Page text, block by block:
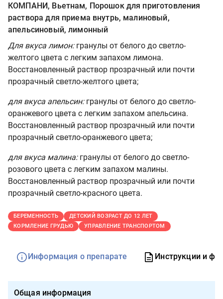
КОМПАНИ, Вьетнам, Порошок для приготовления
раствора для приема внутрь, малиновый,
апельсиновый, лимонный
Для вкуса лимон:гранулы от белого до светло-
желтого цвета с легким запахом лимона.
Восстановленный раствор прозрачный или почти
прозрачный светло-желтого цвета;
для вкуса апельсин:гранулы от белого до светло-
оранжевого цвета с легким запахом апельсина.
Восстановленный раствор прозрачный или почти
прозрачный светло-оранжевого цвета;
для вкуса малина:гранулы от белого до светло-
розового цвета с легким запахом малины.
Восстановленный раствор прозрачный или почти
прозрачный светло-красного цвета.
БЕРЕМЕННОСТЬ
ДЕТСКИЙ ВОЗРАСТ ДО 12 ЛЕТ
КОРМЛЕНИЕ ГРУДЬЮ
УПРАВЛЕНИЕ ТРАНСПОРТОМ
Информация о препарате Инструкции и
Общая информация